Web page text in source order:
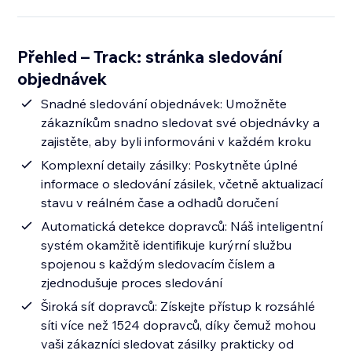
Přehled – Track: stránka sledování
objednávek
Snadné sledování objednávek: Umožněte
zákazníkům snadno sledovat své objednávky a
zajistěte, aby byli informováni v každém kroku
Komplexní detaily zásilky: Poskytněte úplné
informace o sledování zásilek, včetně aktualizací
stavu v reálném čase a odhadů doručení
Automatická detekce dopravců: Náš inteligentní
systém okamžitě identifikuje kurýrní službu
spojenou s každým sledovacím číslem a
zjednodušuje proces sledování
Široká síť dopravců: Získejte přístup k rozsáhlé
síti více než 1524 dopravců, díky čemuž mohou
vaši zákazníci sledovat zásilky prakticky od